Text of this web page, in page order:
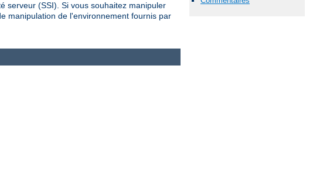
serveur (SSI). Si vous souhaitez manipuler
manipulation de l'environnement fournis par